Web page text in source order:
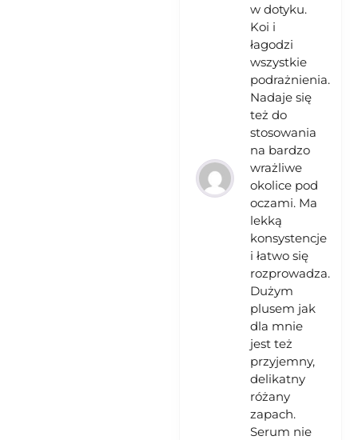
w dotyku.
Koi i
łagodzi
wszystkie
podrażnienia.
Nadaje się
też do
stosowania
na bardzo
wrażliwe
okolice pod
oczami. Ma
lekką
konsystencje
i łatwo się
rozprowadza.
Dużym
plusem jak
dla mnie
jest też
przyjemny,
delikatny
różany
zapach.
Serum nie